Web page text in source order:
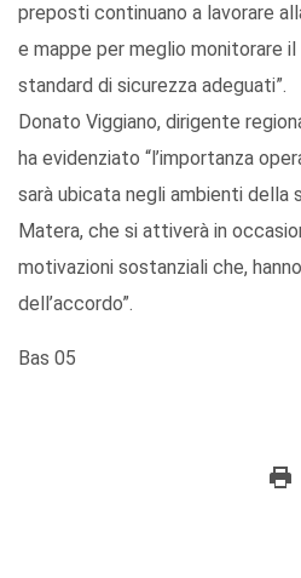
preposti continuano a lavorare
e mappe per meglio monitorare
standard di sicurezza adeguati”.
Donato Viggiano, dirigente
ha evidenziato “l’importanza
sarà ubicata negli ambienti della
Matera, che si attiverà in
motivazioni sostanziali che,
dell’accordo”.
Bas 05